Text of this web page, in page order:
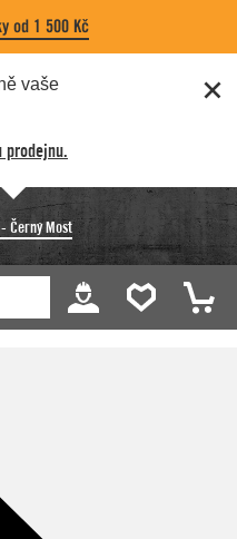
od 1 500 Kč
vaše
prodejnu.
Černý Most